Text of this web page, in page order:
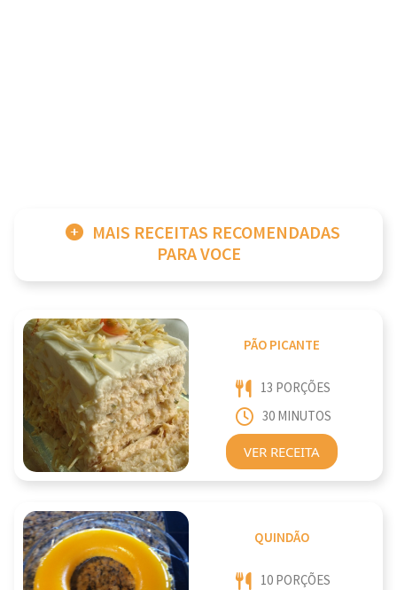
MAIS RECEITAS RECOMENDADAS
PARA VOCE
PÃO PICANTE
13 PORÇÕES
30 MINUTOS
VER RECEITA
QUINDÃO
10 PORÇÕES